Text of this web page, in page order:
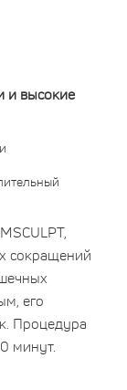
и высокие
сокращений
его
Процедура
минут.